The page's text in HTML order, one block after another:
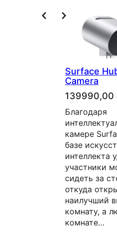
(на палете)
транспортн
ой упаковки
(на палете)
Размеры
устройства
Вес
устройства
Размеры
упаковки
Вес
упаковки
Surface
Camera
139990,00
Благодаря
камере
базе
интеллекта
участники
сидеть за
откуда
наилучший
комнату, а
комнате…